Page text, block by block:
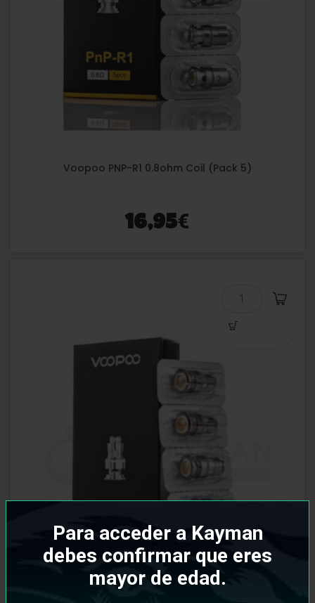
Para acceder a Kayman
debes confirmar que eres
mayor de edad.
Voopoo PNP-R1 0.8ohm Coil (Pack 5)
16,95€